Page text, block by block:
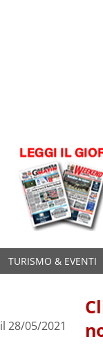
TURISMO & EVENTI
il 28/05/2021